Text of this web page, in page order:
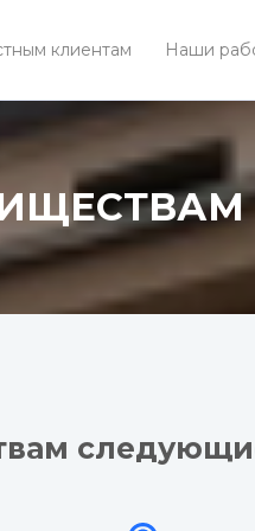
клиентам Наши